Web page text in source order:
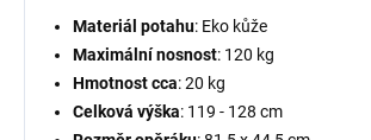
Materiál potahu: Eko kůže
Maximální nosnost: 120 kg
Hmotnost cca: 20 kg
Celková výška: 119 - 128 cm